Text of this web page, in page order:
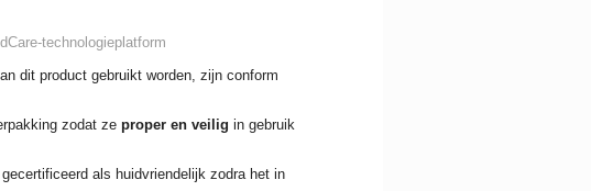
-technologieplatform
dit product gebruikt worden, zijn conform
zodat ze proper en veilig in gebruik
als huidvriendelijk zodra het in